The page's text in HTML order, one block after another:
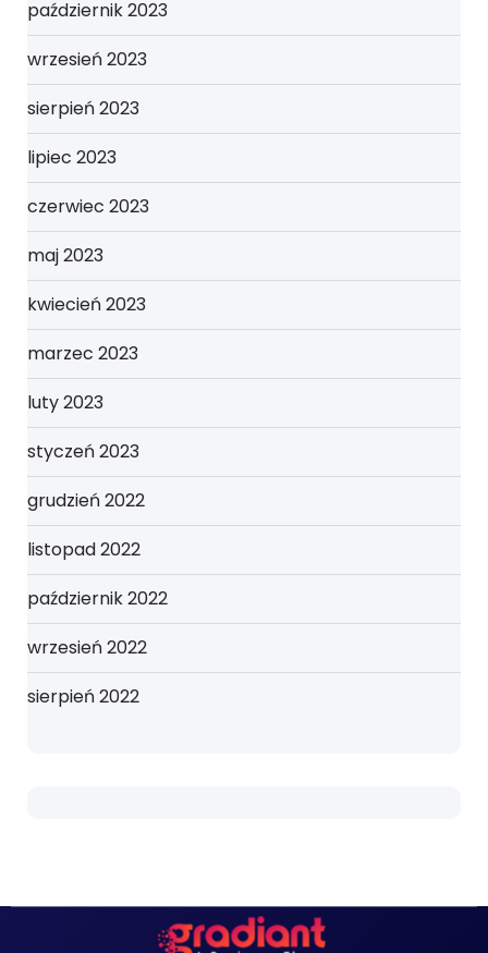
październik 2023
wrzesień 2023
sierpień 2023
lipiec 2023
czerwiec 2023
maj 2023
kwiecień 2023
marzec 2023
luty 2023
styczeń 2023
grudzień 2022
listopad 2022
październik 2022
wrzesień 2022
sierpień 2022